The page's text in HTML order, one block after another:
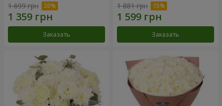
1 699 грн
Заказать
1 881 грн
Заказать